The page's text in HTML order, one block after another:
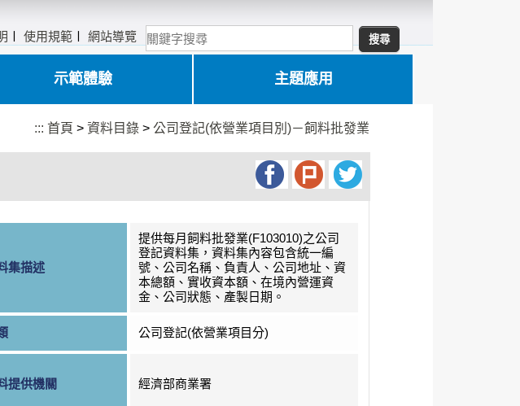
〡使用規範 〡網站導覽
示範體驗 主題應用
::: 首頁 >資料目錄 >公司登記(依營業項目別)－飼料批發業
集描述
提供每月飼料批發業(F103010)之公司
登記資料集，資料集內容包含統一編
號、公司名稱、負責人、公司地址、資
本總額、實收資本額、在境內營運資
金、公司狀態、產製日期。
公司登記(依營業項目分)
提供機關 經濟部商業署